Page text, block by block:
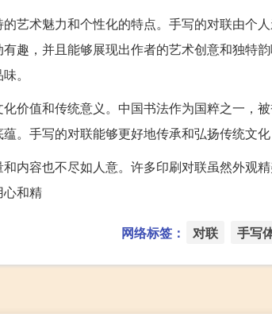
艺术魅力和个性化的特点。手写的对联由个
趣，并且能够展现出作者的艺术创意和独特
。
价值和传统意义。中国书法作为国粹之一，
。手写的对联能够更好地传承和弘扬传统文
内容也不尽如人意。许多印刷对联虽然外观
心和精
网络标签： 对联 手写